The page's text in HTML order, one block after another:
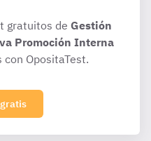
gratuitos de Gestión
Promoción Interna
OpositaTest.